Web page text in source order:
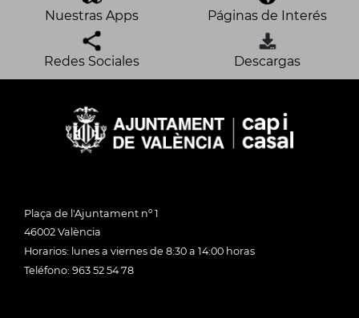
Nuestras Apps Páginas de Interés
Redes Sociales Descargas
Plaça de l'Ajuntament nº 1
46002 València
Horarios: lunes a viernes de 8:30 a 14:00 horas
Teléfono: 963 52 54 78